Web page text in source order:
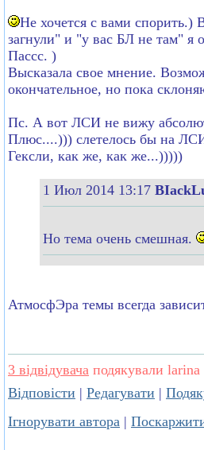
Не хочется с вами
загнули" и "у вас БЛ не там" я
Пассс. )
Высказала свое мнение.
окончательное, но пока
Пс. А вот ЛСИ не вижу
Плюс....))) слетелось бы на
Гексли, как же, как же...)))))
1 Июл 2014 13:17
Но тема очень смешная.
АтмосфЭра темы всегда
3 відвідувача подякували
Відповісти | Редагувати |
Ігнорувати автора |